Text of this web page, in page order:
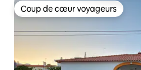
Coup de cœur voyageurs
Coup de cœur voyageurs